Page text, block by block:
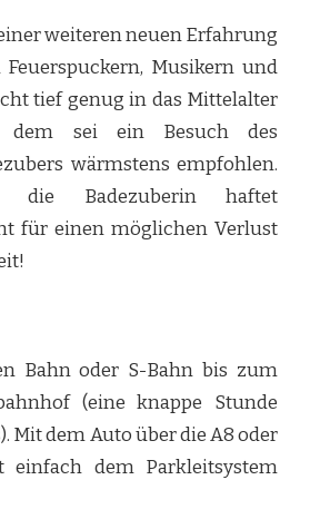
weiteren neuen Erfahrung
Musikern und
tief genug in das Mittelalter
dem sei ein Besuch des
wärmstens empfohlen.
die Badezuberin haftet
für einen möglichen Verlust
Bahn oder S-Bahn bis zum
(eine knappe Stunde
Mit dem Auto über die A8 oder
einfach dem Parkleitsystem